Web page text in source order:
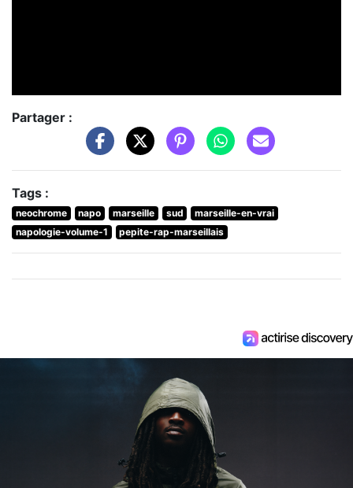
Partager :
Tags :
neochrome napo marseille sud
marseille-en-vrai
napologie-volume-1
pepite-rap-marseillais